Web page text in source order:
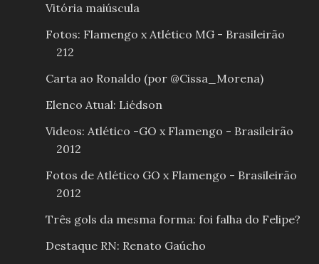
Vitória maiúscula
Fotos: Flamengo x Atlético MG - Brasileirão
212
Carta ao Ronaldo (por @Cissa_Morena)
Elenco Atual: Liédson
Videos: Atlético -GO x Flamengo - Brasileirão
2012
Fotos de Atlético GO x Flamengo - Brasileirão
2012
Três gols da mesma forma: foi falha do Felipe?
Destaque RN: Renato Gaúcho